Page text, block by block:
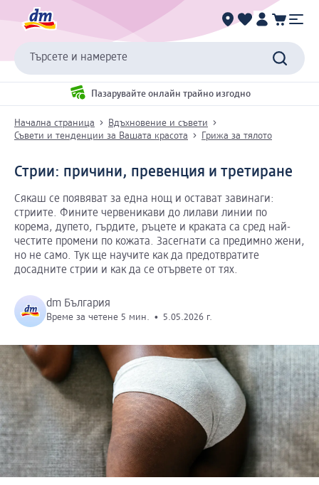
Търсете и намерете
Пазарувайте онлайн трайно изгодно
Начална страница
Вдъхновение и съвети
Съвети и тенденции за Вашата красота
Грижа за тялото
Стрии: причини, превенция и третиране
Сякаш се появяват за една нощ и остават завинаги:
стриите. Фините червеникави до лилави линии по
корема, дупето, гърдите, ръцете и краката са сред най-
честите промени по кожата. Засегнати са предимно жени,
но не само. Тук ще научите как да предотвратите
досадните стрии и как да се отървете от тях.
dm България
Време за четене 5 мин. • 5.05.2026 г.